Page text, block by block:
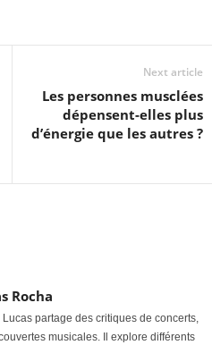
Next article
Les personnes musclées
dépensent-elles plus
d’énergie que les autres ?
Rocha
partage des critiques de concerts,
musicales. Il explore différents